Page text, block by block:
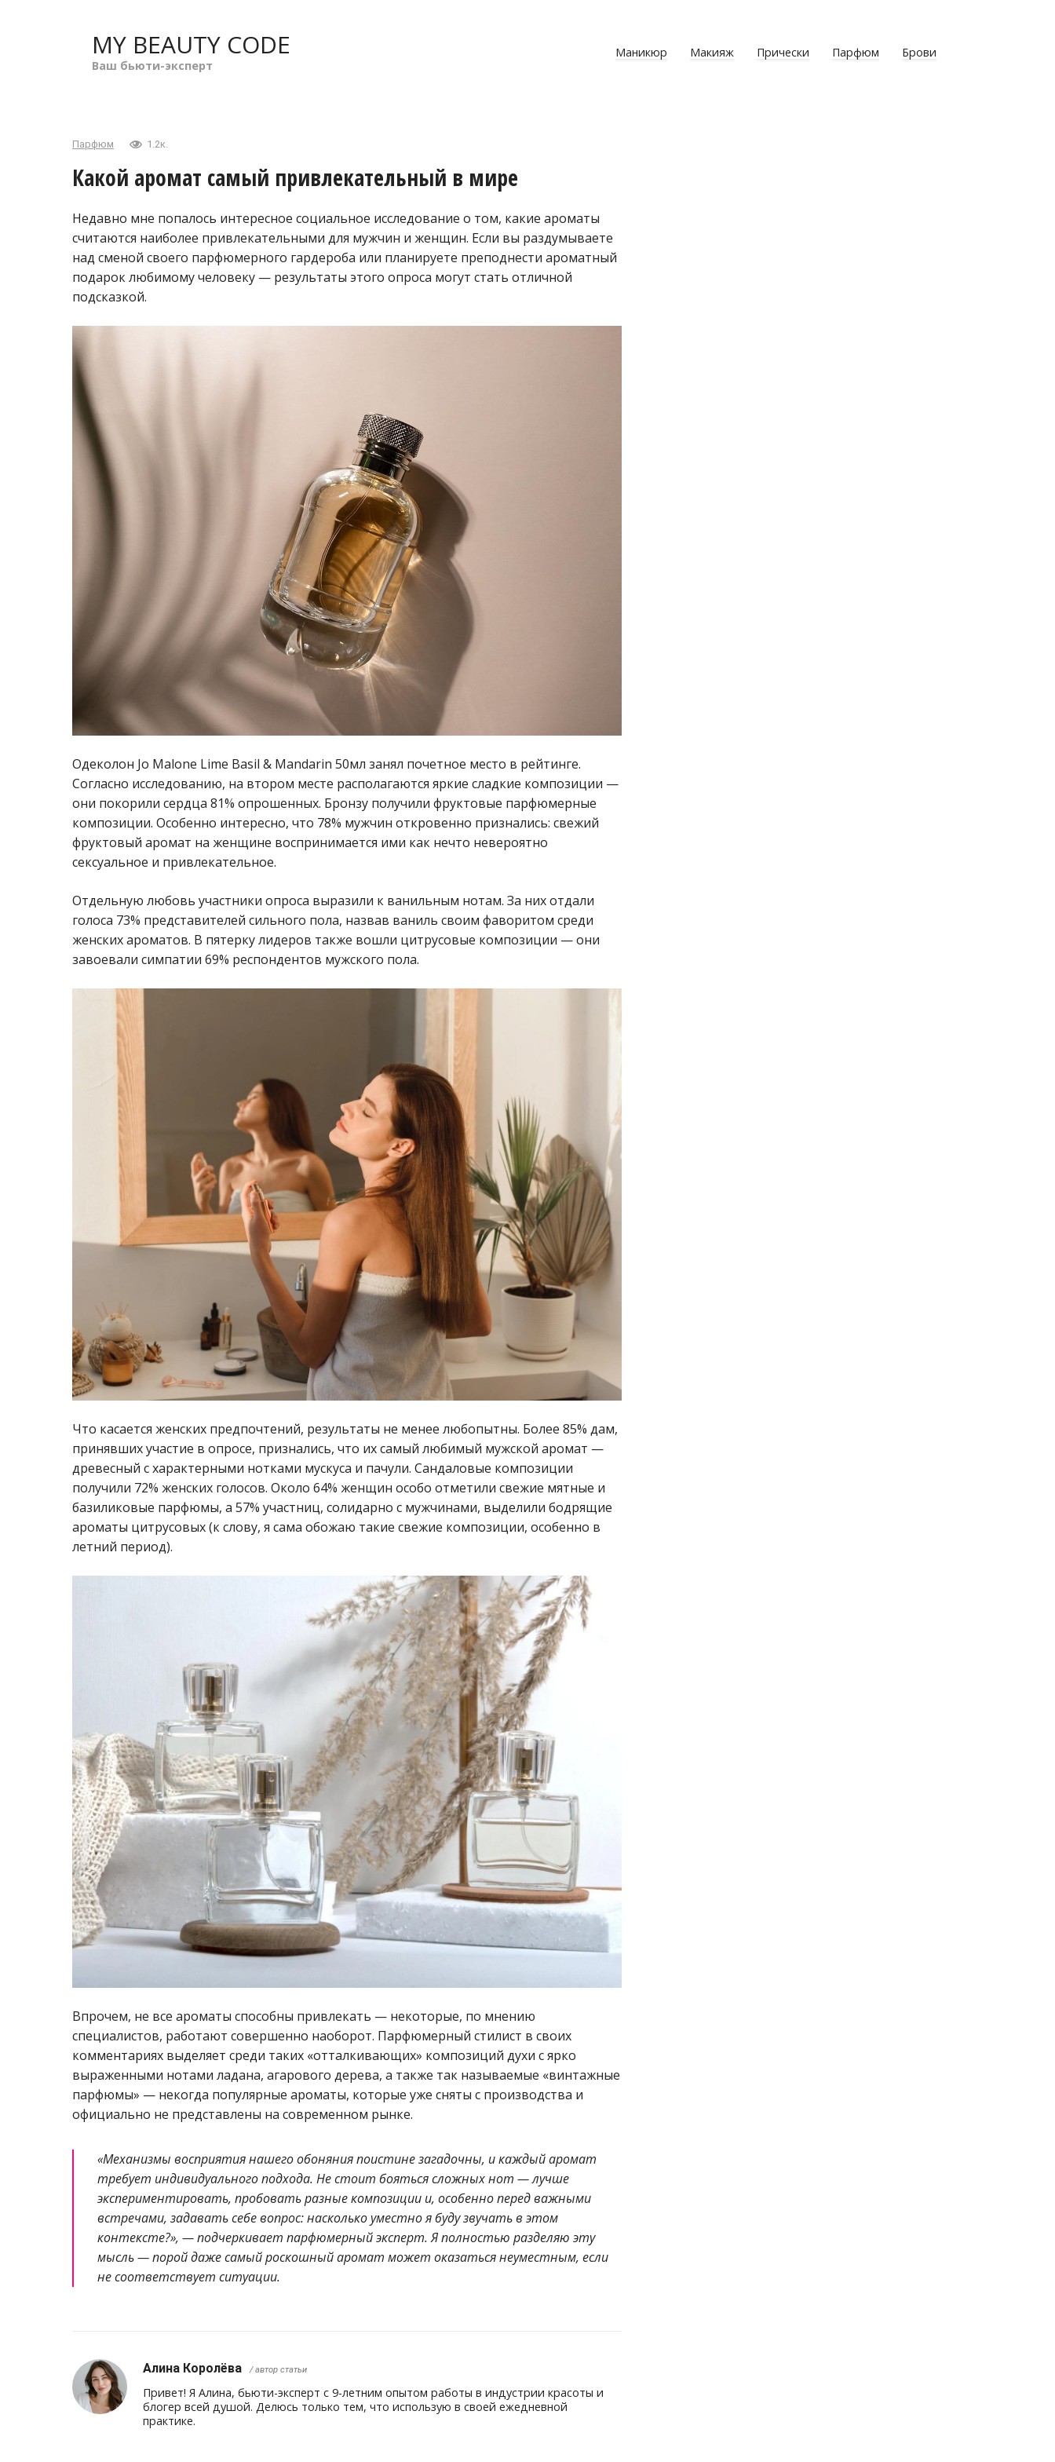
MY BEAUTY CODE
Ваш бьюти-эксперт
Маникюр Макияж Прически Парфюм Брови
Парфюм 1.2к.
Какой аромат самый привлекательный в мире
Недавно мне попалось интересное социальное исследование о том, какие ароматы
считаются наиболее привлекательными для мужчин и женщин. Если вы раздумываете
над сменой своего парфюмерного гардероба или планируете преподнести ароматный
подарок любимому человеку — результаты этого опроса могут стать отличной
подсказкой.
Одеколон Jo Malone Lime Basil & Mandarin 50мл занял почетное место в рейтинге.
Согласно исследованию, на втором месте располагаются яркие сладкие композиции —
они покорили сердца 81% опрошенных. Бронзу получили фруктовые парфюмерные
композиции. Особенно интересно, что 78% мужчин откровенно признались: свежий
фруктовый аромат на женщине воспринимается ими как нечто невероятно
сексуальное и привлекательное.
Отдельную любовь участники опроса выразили к ванильным нотам. За них отдали
голоса 73% представителей сильного пола, назвав ваниль своим фаворитом среди
женских ароматов. В пятерку лидеров также вошли цитрусовые композиции — они
завоевали симпатии 69% респондентов мужского пола.
Что касается женских предпочтений, результаты не менее любопытны. Более 85% дам,
принявших участие в опросе, признались, что их самый любимый мужской аромат —
древесный с характерными нотками мускуса и пачули. Сандаловые композиции
получили 72% женских голосов. Около 64% женщин особо отметили свежие мятные и
базиликовые парфюмы, а 57% участниц, солидарно с мужчинами, выделили бодрящие
ароматы цитрусовых (к слову, я сама обожаю такие свежие композиции, особенно в
летний период).
Впрочем, не все ароматы способны привлекать — некоторые, по мнению
специалистов, работают совершенно наоборот. Парфюмерный стилист в своих
комментариях выделяет среди таких «отталкивающих» композиций духи с ярко
выраженными нотами ладана, агарового дерева, а также так называемые «винтажные
парфюмы» — некогда популярные ароматы, которые уже сняты с производства и
официально не представлены на современном рынке.
«Механизмы восприятия нашего обоняния поистине загадочны, и каждый аромат
требует индивидуального подхода. Не стоит бояться сложных нот — лучше
экспериментировать, пробовать разные композиции и, особенно перед важными
встречами, задавать себе вопрос: насколько уместно я буду звучать в этом
контексте?», — подчеркивает парфюмерный эксперт. Я полностью разделяю эту
мысль — порой даже самый роскошный аромат может оказаться неуместным, если
не соответствует ситуации.
Алина Королёва / автор статьи
Привет! Я Алина, бьюти-эксперт с 9-летним опытом работы в индустрии красоты и
блогер всей душой. Делюсь только тем, что использую в своей ежедневной
практике.